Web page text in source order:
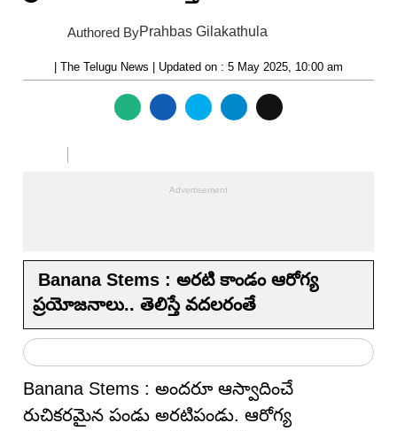
Authored ByPrahbas Gilakathula
| The Telugu News | Updated on : 5 May 2025, 10:00 am
Banana Stems : అరటి కాండం ఆరోగ్య
ప్రయోజనాలు.. తెలిస్తే వ‌ద‌ల‌రంతే
Banana Stems : అందరూ ఆస్వాదించే
రుచికరమైన పండు అరటిపండు. ఆరోగ్య